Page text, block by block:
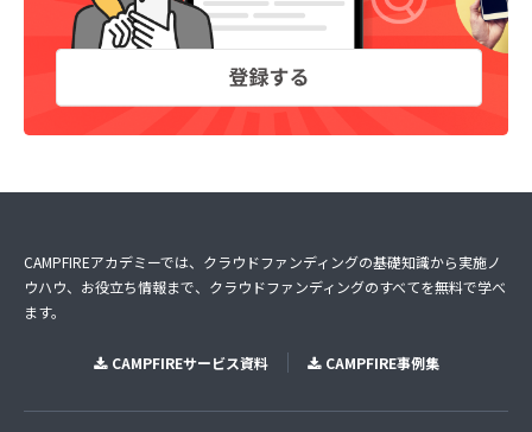
CAMPFIREアカデミーでは、クラウドファンディングの基礎知識から実施ノ
ウハウ、お役立ち情報まで、クラウドファンディングのすべてを無料で学べ
ます。
CAMPFIREサービス資料 CAMPFIRE事例集